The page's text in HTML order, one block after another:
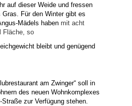
auf dieser Weide und fressen
Für den Winter gibt es
Mädels haben mit acht
Fläche, so
bleibt und genügend
am Zwinger“ soll in
des neuen Wohnkomplexes
Straße zur Verfügung stehen.